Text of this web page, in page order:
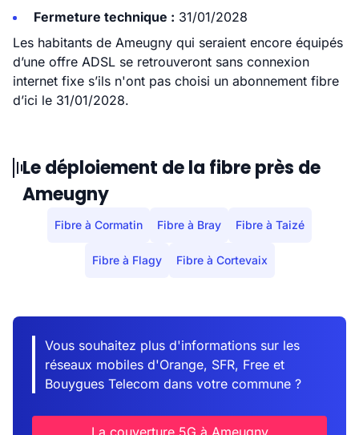
Fermeture technique : 31/01/2028
Les habitants de Ameugny qui seraient encore équipés
d’une offre ADSL se retrouveront sans connexion
internet fixe s’ils n'ont pas choisi un abonnement fibre
d’ici le 31/01/2028.
Le déploiement de la fibre près de
Ameugny
Fibre à Cormatin Fibre à Bray Fibre à Taizé
Fibre à Flagy Fibre à Cortevaix
Vous souhaitez plus d'informations sur les
réseaux mobiles d'Orange, SFR, Free et
Bouygues Telecom dans votre commune ?
La couverture 5G à Ameugny